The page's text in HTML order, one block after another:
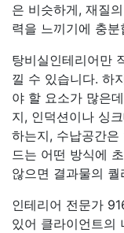
은 비슷하게, 재질
력을 느끼기에 충분
탕비실인테리어만
낄 수 있습니다. 하
야 할 요소가 많은
지, 인덕션이나 싱
하는지, 수납공간
드는 어떤 방식에
않으면 결과물의
인테리어 전문가
있어 클라이언트의